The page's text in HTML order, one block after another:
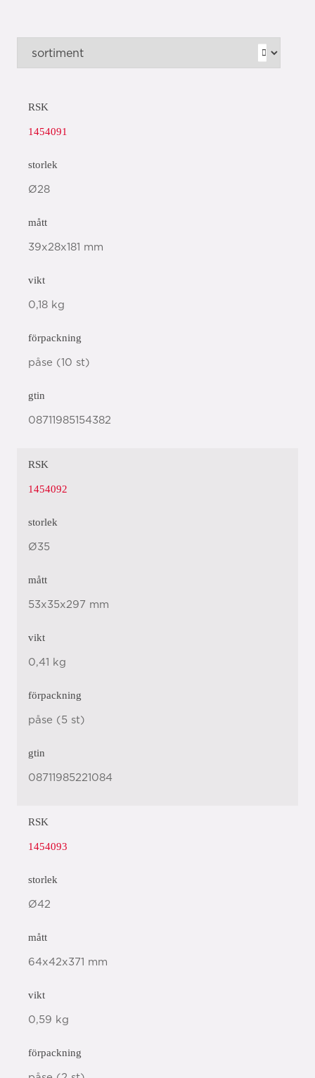
RSK
1454091
storlek
Ø28
mått
39x28x181 mm
vikt
0,18 kg
förpackning
påse (10 st)
gtin
08711985154382
RSK
1454092
storlek
Ø35
mått
53x35x297 mm
vikt
0,41 kg
förpackning
påse (5 st)
gtin
08711985221084
RSK
1454093
storlek
Ø42
mått
64x42x371 mm
vikt
0,59 kg
förpackning